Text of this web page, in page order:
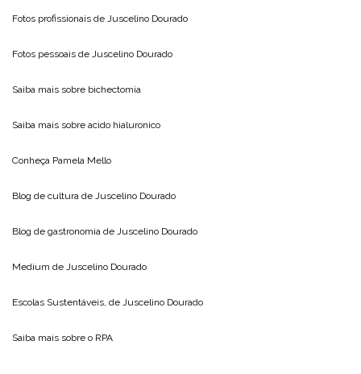
Fotos profissionais de Juscelino Dourado
Fotos pessoais de Juscelino Dourado
Saiba mais sobre bichectomia
Saiba mais sobre acido hialuronico
Conheça Pamela Mello
Blog de cultura de Juscelino Dourado
Blog de gastronomia de Juscelino Dourado
Medium de Juscelino Dourado
Escolas Sustentáveis, de Juscelino Dourado
Saiba mais sobre o RPA